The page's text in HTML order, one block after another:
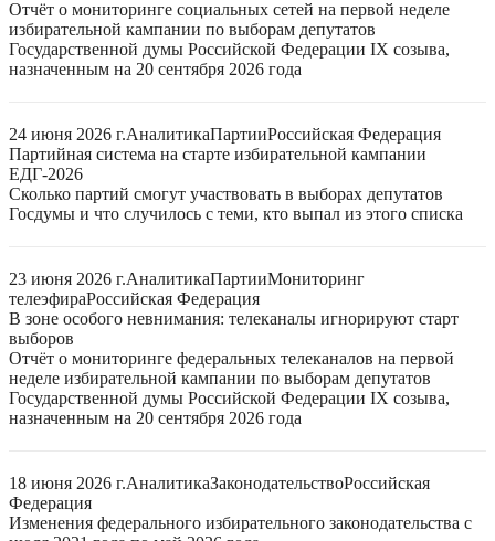
Отчёт о мониторинге социальных сетей на первой неделе
избирательной кампании по выборам депутатов
Государственной думы Российской Федерации IX созыва,
назначенным на 20 сентября 2026 года
24 июня 2026 г.АналитикаПартииРоссийская Федерация
Партийная система на старте избирательной кампании
ЕДГ-2026
Сколько партий смогут участвовать в выборах депутатов
Госдумы и что случилось с теми, кто выпал из этого списка
23 июня 2026 г.АналитикаПартииМониторинг
телеэфираРоссийская Федерация
В зоне особого невнимания: телеканалы игнорируют старт
выборов
Отчёт о мониторинге федеральных телеканалов на первой
неделе избирательной кампании по выборам депутатов
Государственной думы Российской Федерации IX созыва,
назначенным на 20 сентября 2026 года
18 июня 2026 г.АналитикаЗаконодательствоРоссийская
Федерация
Изменения федерального избирательного законодательства с